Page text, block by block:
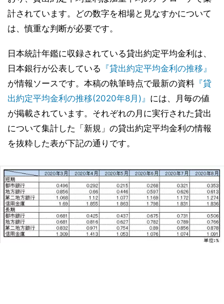
計されています。どの数字を相場と見なすかについて
は、慎重な判断が必要です。
日本統計年鑑に収録されている貸出約定平均金利は、
日本銀行が公表している 『貸出約定平均金利の推移』
が情報ソースです。本稿の執筆時点で最新の資料 『貸
出約定平均金利の推移(2020年8月)』 には、月毎の値
が掲載されています。それぞれの月に実行された貸出
について集計した「新規」の貸出約定平均金利の情報
を抜粋した表が下記の通りです。